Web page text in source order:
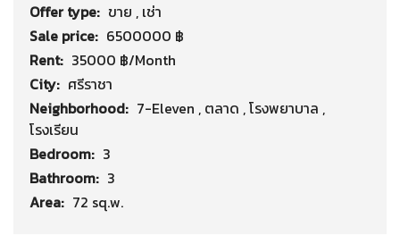
Offer type: ขาย , เช่า
Sale price: 6500000 ฿
Rent: 35000 ฿/Month
City: ศรีราชา
Neighborhood: 7-Eleven , ตลาด ,โรงพยาบาล ,
โรงเรียน
Bedroom: 3
Bathroom: 3
Area: 72 sq.w.